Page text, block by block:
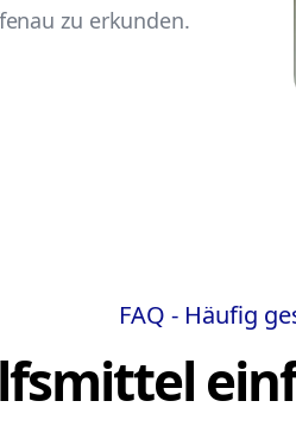
zu erkunden.
FAQ - Häufig